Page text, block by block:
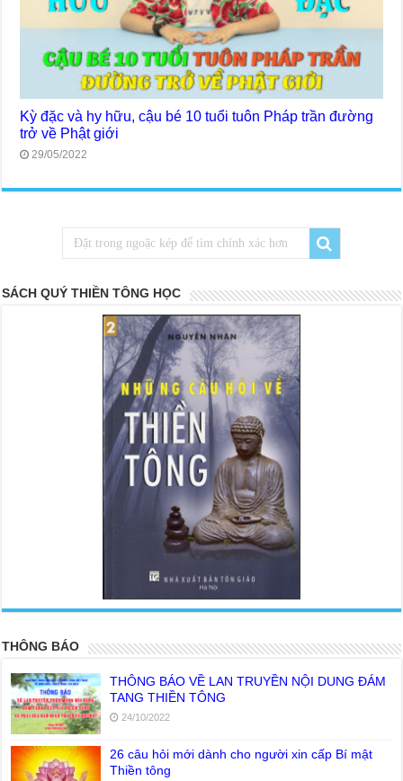
Kỳ đặc và hy hữu, cậu bé 10 tuổi tuôn Pháp trần đường
trở về Phật giới
29/05/2022
SÁCH QUÝ THIỀN TÔNG HỌC
THÔNG BÁO
THÔNG BÁO VỀ LAN TRUYỀN NỘI DUNG ĐÁM
TANG THIỀN TÔNG
24/10/2022
26 câu hỏi mới dành cho người xin cấp Bí mật
Thiền tông